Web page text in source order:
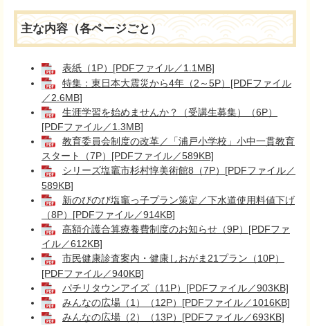
主な内容（各ページごと）
表紙（1P）[PDFファイル／1.1MB]
特集：東日本大震災から4年（2～5P）[PDFファイル
／2.6MB]
生涯学習を始めませんか？（受講生募集）（6P）
[PDFファイル／1.3MB]
教育委員会制度の改革／「浦戸小学校」小中一貫教育
スタート（7P）[PDFファイル／589KB]
シリーズ塩竈市杉村惇美術館8（7P）[PDFファイル／
589KB]
新のびのび塩竈っ子プラン策定／下水道使用料値下げ
（8P）[PDFファイル／914KB]
高額介護合算療養費制度のお知らせ（9P）[PDFファ
イル／612KB]
市民健康診査案内・健康しおがま21プラン（10P）
[PDFファイル／940KB]
パチリタウンアイズ（11P）[PDFファイル／903KB]
みんなの広場（1）（12P）[PDFファイル／1016KB]
みんなの広場（2）（13P）[PDFファイル／693KB]